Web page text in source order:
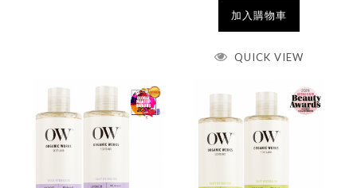
加入購物車
QUICK VIEW